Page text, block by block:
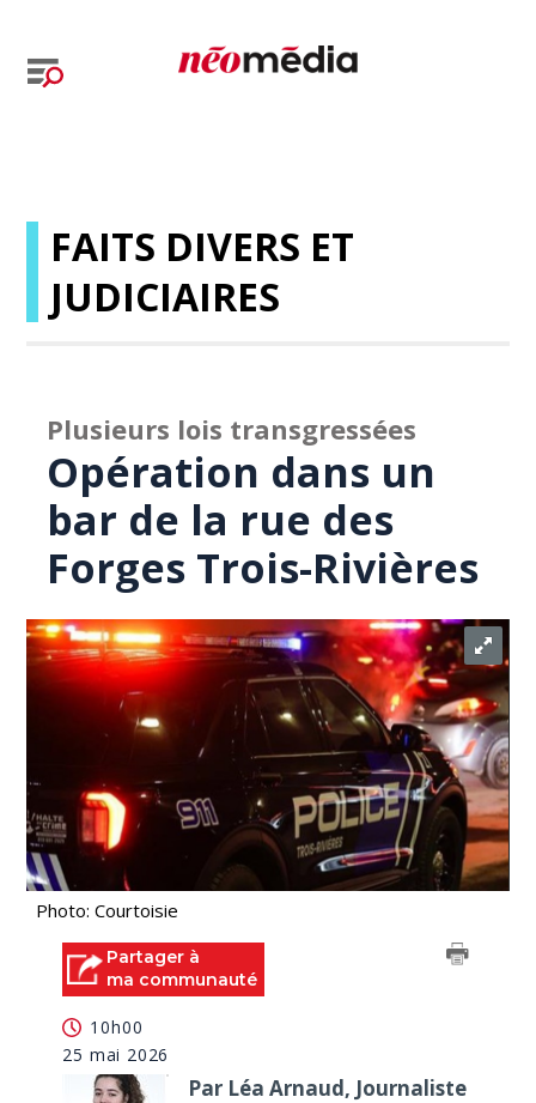
FAITS DIVERS ET
JUDICIAIRES
Plusieurs lois transgressées
Opération dans un
bar de la rue des
Forges Trois-Rivières
Photo: Courtoisie
Partager à
ma communauté
10h00
25 mai 2026
Par Léa Arnaud, Journaliste